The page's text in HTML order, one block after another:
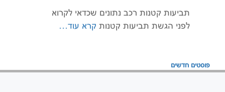
תביעות קטנות רכב נתונים שכדאי לקרוא
לפני הגשת תביעות קטנות קרא עוד…
ניווט
פוסטים חדשים